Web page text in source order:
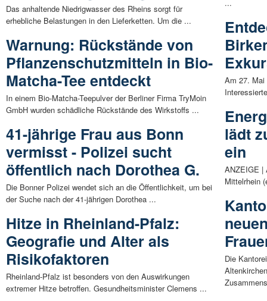
Das anhaltende Niedrigwasser des Rheins sorgt für
erhebliche Belastungen in den Lieferketten. Um die ...
Warnung: Rückstände von
Pflanzenschutzmitteln in Bio-
Matcha-Tee entdeckt
In einem Bio-Matcha-Teepulver der Berliner Firma TryMoin
GmbH wurden schädliche Rückstände des Wirkstoffs ...
41-jährige Frau aus Bonn
vermisst - Polizei sucht
öffentlich nach Dorothea G.
Die Bonner Polizei wendet sich an die Öffentlichkeit, um bei
der Suche nach der 41-jährigen Dorothea ...
Hitze in Rheinland-Pfalz:
Geografie und Alter als
Risikofaktoren
Rheinland-Pfalz ist besonders von den Auswirkungen
extremer Hitze betroffen. Gesundheitsminister Clemens ...
...
Am 27. Mai
lädt
ein
ANZEIGE |
Mittelrhein
Die